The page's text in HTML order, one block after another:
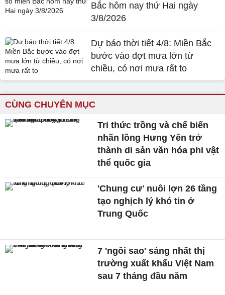
Bắc hôm nay thứ Hai ngày
3/8/2026
Dự báo thời tiết 4/8: Miền Bắc
bước vào đợt mưa lớn từ
chiều, có nơi mưa rất to
CÙNG CHUYÊN MỤC
Tri thức trồng và chế biến
nhãn lồng Hưng Yên trở
thành di sản văn hóa phi vật
thể quốc gia
'Chung cư' nuôi lợn 26 tầng
tạo nghịch lý khó tin ở
Trung Quốc
7 'ngôi sao' sáng nhất thị
trường xuất khẩu Việt Nam
sau 7 tháng đầu năm